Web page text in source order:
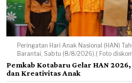
Peringatan Hari Anak Nasional (HAN)
Barantai, Sabtu (8/8/2026).( Foto
Pemkab Kotabaru Gelar HAN
dan Kreativitas Anak